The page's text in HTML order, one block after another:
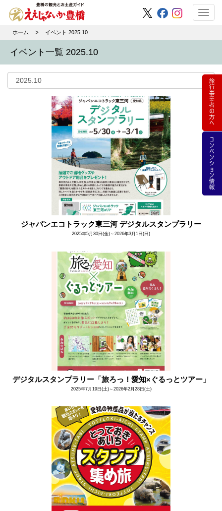
ホーム イベント 2025.10
イベント一覧 2025.10
ジャパンエコトラック東三河 デジタルスタンプラリー
2025年5月30日(金)～2026年3月1日(日)
デジタルスタンプラリー「旅ろっ！愛知×ぐるっとツアー」
2025年7月19日(土)～2026年2月28日(土)